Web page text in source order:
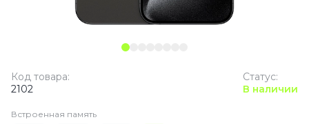
Статус:
В наличии
Код товара:
2102
Встроенная память